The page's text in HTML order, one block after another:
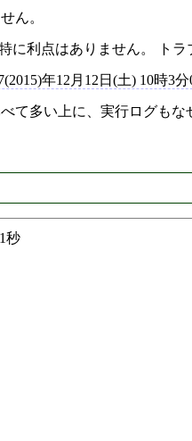
ん。
に利点はありません。 ト
年12月12日(土) 10時3
て多い上に、実行ログもな
秒